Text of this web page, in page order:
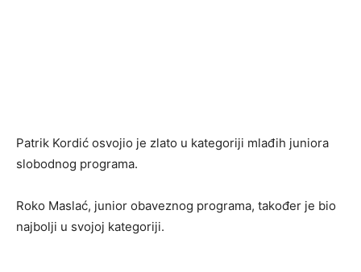
Patrik Kordić osvojio je zlato u kategoriji mlađih juniora
slobodnog programa.
Roko Maslać, junior obaveznog programa, također je bio
najbolji u svojoj kategoriji.